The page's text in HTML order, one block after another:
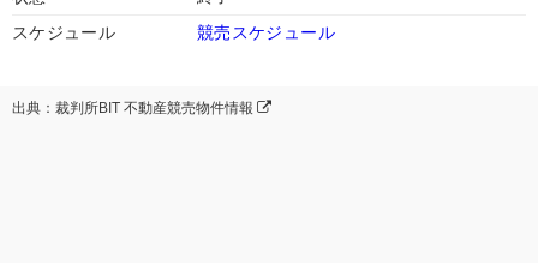
スケジュール
競売スケジュール
出典：裁判所BIT 不動産競売物件情報